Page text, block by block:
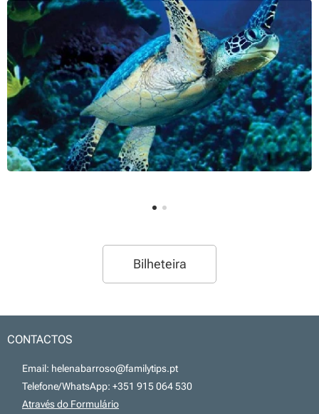
Bilheteira
CONTACTOS
📧 Email: helenabarroso@familytips.pt
📞 Telefone/WhatsApp: +351 915 064 530
Através do Formulário